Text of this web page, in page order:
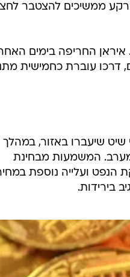
נסחר סביב 77,900 דולר, כאשר ברקע ממשיכים להצטבר
החריפה בימים
דרכו עוברת כחמישית
שיט שיעברו באזור, במהלך
המשמעות מבחינת
הנפט ועלייה נוספת
בירידות.